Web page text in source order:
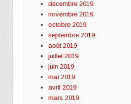
décembre 2019
novembre 2019
octobre 2019
septembre 2019
août 2019
juillet 2019
juin 2019
mai 2019
avril 2019
mars 2019